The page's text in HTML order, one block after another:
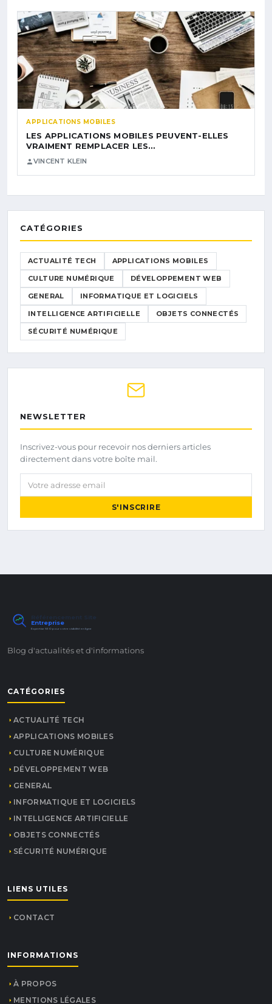
APPLICATIONS MOBILES
LES APPLICATIONS MOBILES PEUVENT-ELLES
VRAIMENT REMPLACER LES…
VINCENT KLEIN
CATÉGORIES
ACTUALITÉ TECH APPLICATIONS MOBILES
CULTURE NUMÉRIQUE DÉVELOPPEMENT WEB
GENERAL INFORMATIQUE ET LOGICIELS
INTELLIGENCE ARTIFICIELLE OBJETS CONNECTÉS
SÉCURITÉ NUMÉRIQUE
NEWSLETTER
Inscrivez-vous pour recevoir nos derniers articles
directement dans votre boîte mail.
Votre adresse email
S'INSCRIRE
Référencement Site
Entreprise
Expertise SEO pour votre visibilité en ligne
Blog d'actualités et d'informations
CATÉGORIES
ACTUALITÉ TECH
APPLICATIONS MOBILES
CULTURE NUMÉRIQUE
DÉVELOPPEMENT WEB
GENERAL
INFORMATIQUE ET LOGICIELS
INTELLIGENCE ARTIFICIELLE
OBJETS CONNECTÉS
SÉCURITÉ NUMÉRIQUE
LIENS UTILES
CONTACT
INFORMATIONS
À PROPOS
MENTIONS LÉGALES